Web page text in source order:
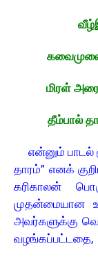
கவைமுலை
மிரள்
தீம்பால்
என்னும் பாடல்
தாரம்” எனக்
கரிகாலன்
முதன்மையான
அவர்களுக்கு
வழங்கப்பட்டதை,